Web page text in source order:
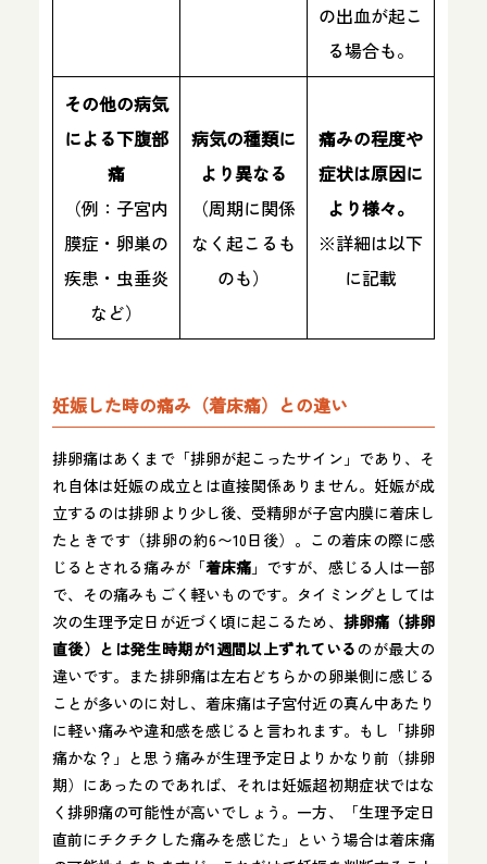
の出血が起こ
る場合も。
その他の病気
による下腹部
痛
（例：子宮内
膜症・卵巣の
疾患・虫垂炎
など）
病気の種類に
より異なる
（周期に関係
なく起こるも
のも）
痛みの程度や
症状は原因に
より様々。
※詳細は以下
に記載
妊娠した時の痛み（着床痛）との違い
排卵痛はあくまで「排卵が起こったサイン」であり、そ
れ自体は妊娠の成立とは直接関係ありません。妊娠が成
立するのは排卵より少し後、受精卵が子宮内膜に着床し
たときです（排卵の約6〜10日後）。この着床の際に感
じるとされる痛みが「着床痛 」ですが、感じる人は一部
で、その痛みもごく軽いものです。タイミングとしては
次の生理予定日が近づく頃に起こるため、 排卵痛（排卵
直後）とは発生時期が1週間以上ずれているのが最大の
違いです。また排卵痛は左右どちらかの卵巣側に感じる
ことが多いのに対し、着床痛は子宮付近の真ん中あたり
に軽い痛みや違和感を感じると言われます。もし「排卵
痛かな？」と思う痛みが生理予定日よりかなり前（排卵
期）にあったのであれば、それは妊娠超初期症状ではな
く排卵痛の可能性が高いでしょう。一方、「生理予定日
直前にチクチクした痛みを感じた」という場合は着床痛